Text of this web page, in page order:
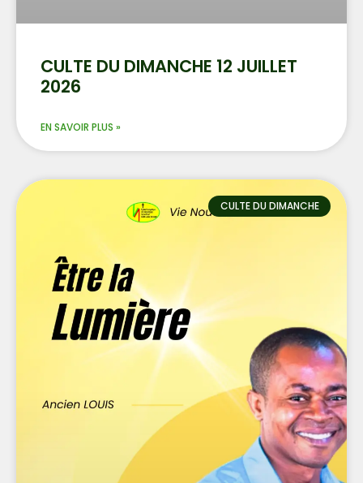
CULTE DU DIMANCHE 12 JUILLET
2026
EN SAVOIR PLUS »
CULTE DU DIMANCHE